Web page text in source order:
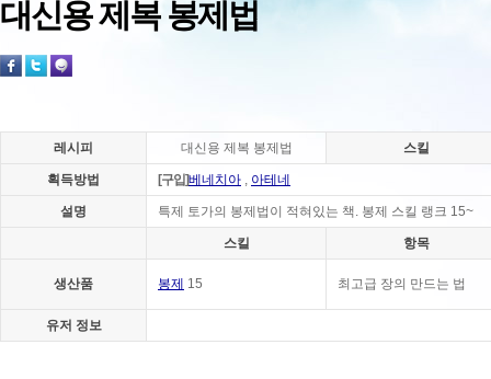
대신용 제복 봉제법
레시피 대신용 제복 봉제법 스킬
획득방법 [구입]베네치아 , 아테네
설명 특제 토가의 봉제법이 적혀있는 책. 봉제 스킬 랭크 15~
스킬 항목
생산품 봉제 15 최고급 장의 만드는 법
유저 정보